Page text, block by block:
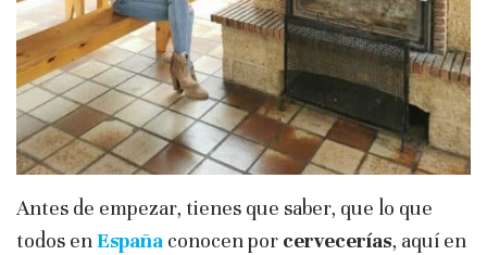
Antes de empezar, tienes que saber, que lo que
todos en España conocen por cervecerías, aquí en